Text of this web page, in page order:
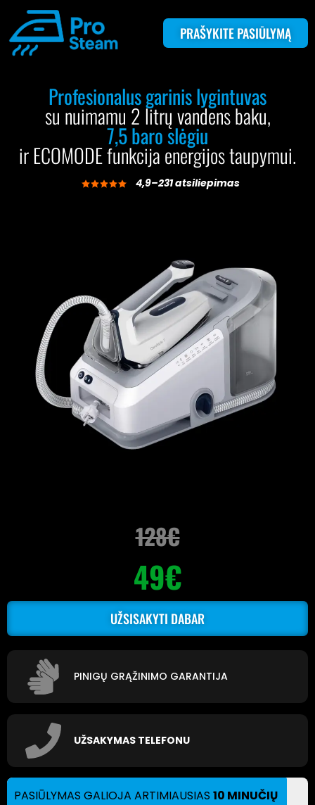
PRAŠYKITE PASIŪLYMĄ
Profesionalus garinis lygintuvas
su nuimamu 2 litrų vandens baku,
7,5 baro slėgiu
ir ECOMODE funkcija energijos taupymui.
4,9–231 atsiliepimas
128€
49€
UŽSISAKYTI DABAR
PINIGŲ GRĄŽINIMO GARANTIJA
UŽSAKYMAS TELEFONU
PASIŪLYMAS GALIOJA ARTIMIAUSIAS 10 MINUČIŲ